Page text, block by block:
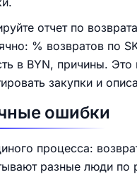
отчет по
% возвратов по
в BYN, причины. Это
закупки и
ошибки
процесса:
разные люди по